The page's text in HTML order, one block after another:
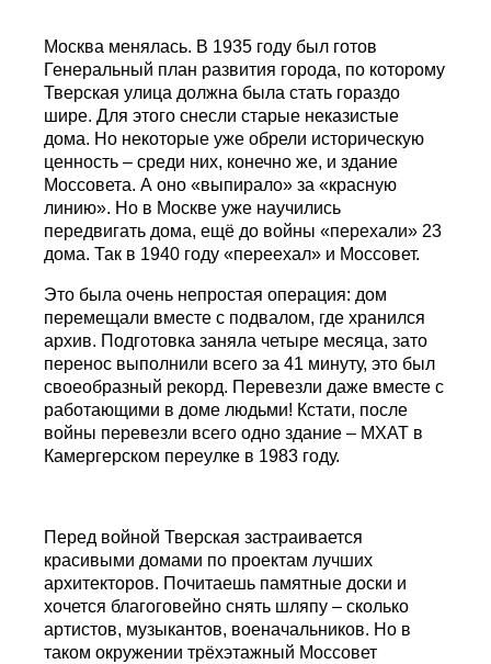
Москва менялась. В 1935 году был готов
Генеральный план развития города, по которому
Тверская улица должна была стать гораздо
шире. Для этого снесли старые неказистые
дома. Но некоторые уже обрели историческую
ценность – среди них, конечно же, и здание
Моссовета. А оно «выпирало» за «красную
линию». Но в Москве уже научились
передвигать дома, ещё до войны «перехали» 23
дома. Так в 1940 году «переехал» и Моссовет.
Это была очень непростая операция: дом
перемещали вместе с подвалом, где хранился
архив. Подготовка заняла четыре месяца, зато
перенос выполнили всего за 41 минуту, это был
своеобразный рекорд. Перевезли даже вместе с
работающими в доме людьми! Кстати, после
войны перевезли всего одно здание – МХАТ в
Камергерском переулке в 1983 году.
Перед войной Тверская застраивается
красивыми домами по проектам лучших
архитекторов. Почитаешь памятные доски и
хочется благоговейно снять шляпу – сколько
артистов, музыкантов, военачальников. Но в
таком окружении трёхэтажный Моссовет